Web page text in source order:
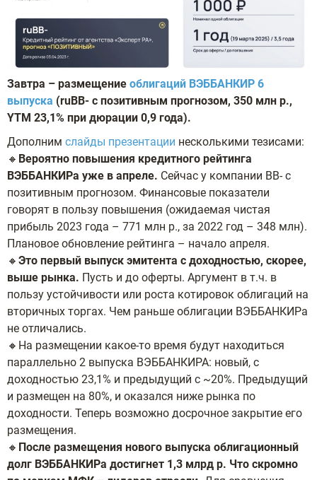
Завтра – размещение облигаций ВЭББАНКИР 6
выпуска (ruBB- с позитивным прогнозом, 350 млн р.,
YTM 23,1% при дюрации 0,9 года).
Дополним слайды презентации несколькими тезисами:
🔸 Вероятно повышения кредитного рейтинга
ВЭББАНКИРа уже в апреле. Сейчас у компании ВВ- с
позитивным прогнозом. Финансовые показатели
говорят в пользу повышения (ожидаемая чистая
прибыль 2023 года – 771 млн р., за 2022 год – 348 млн).
Плановое обновление рейтинга – начало апреля.
🔸 Это первый выпуск эмитента с доходностью, скорее,
выше рынка. Пусть и до оферты. Аргумент в т.ч. в
пользу устойчивости или роста котировок облигаций на
вторичных торгах. Чем раньше облигации ВЭББАНКИРа
не отличались.
🔸На размещении какое-то время будут находиться
параллельно 2 выпуска ВЭББАНКИРА: новый, с
доходностью 23,1% и предыдущий с ~20%. Предыдущий
и размещен на 80%, и оказался ниже рынка по
доходности. Теперь возможно досрочное закрытие его
размещения.
🔸 После размещения нового выпуска облигационный
долг ВЭББАНКИРа достигнет 1,3 млрд р. Что скромно